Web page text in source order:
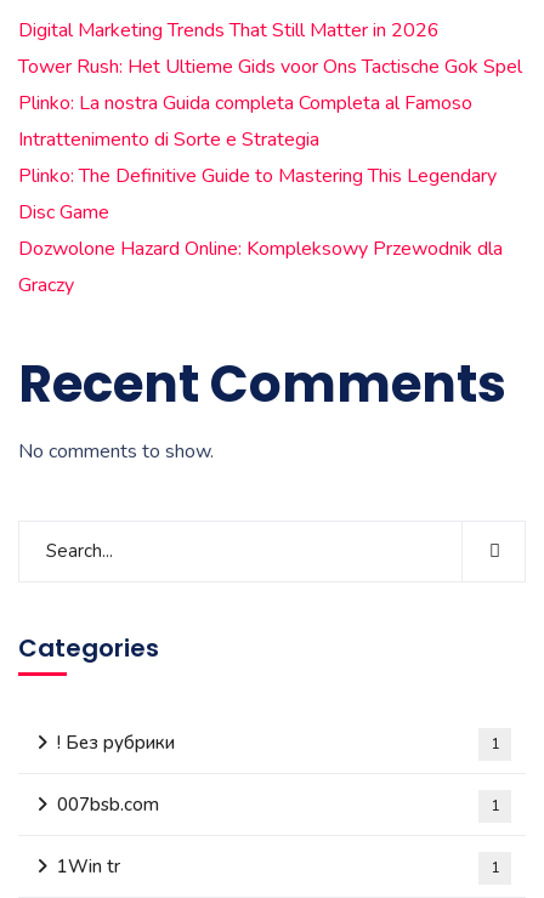
Digital Marketing Trends That Still Matter in 2026
Tower Rush: Het Ultieme Gids voor Ons Tactische Gok Spel
Plinko: La nostra Guida completa Completa al Famoso
Intrattenimento di Sorte e Strategia
Plinko: The Definitive Guide to Mastering This Legendary
Disc Game
Dozwolone Hazard Online: Kompleksowy Przewodnik dla
Graczy
Recent Comments
No comments to show.
Categories
! Без рубрики 1
007bsb.com 1
1Win tr 1